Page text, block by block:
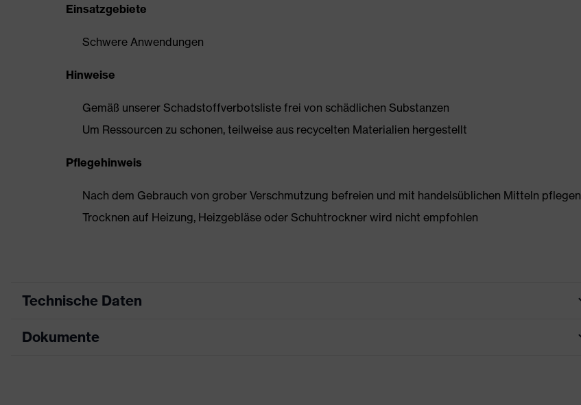
Einsatzgebiete
Schwere Anwendungen
Hinweise
Gemäß unserer Schadstoffverbotsliste frei von schädlichen Substanzen
Um Ressourcen zu schonen, teilweise aus recycelten Materialien hergestellt
Pflegehinweis
Nach dem Gebrauch von grober Verschmutzung befreien und mit handelsüblichen Mitteln pflegen
Trocknen auf Heizung, Heizgebläse oder Schuhtrockner wird nicht empfohlen
Technische Daten
Produktart
Dokumente